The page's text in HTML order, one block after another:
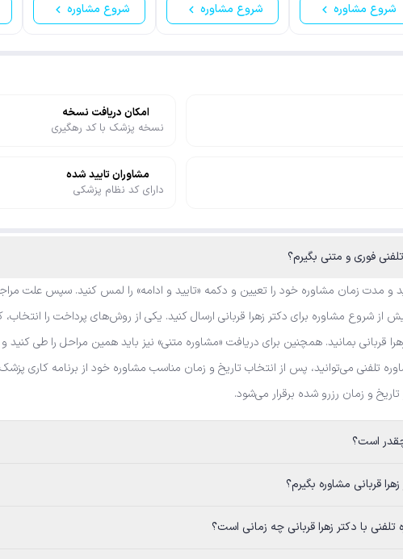
شروع مشاوره شروع مشاوره شروع مشاوره
امکان دریافت نسخه
نسخه پزشک با کد رهگیری
مشاوران تایید شده
دارای کد نظام پزشکی
و مدت زمان مشاوره خود را تعیین و دکمه «تایید و ادامه» را لمس کنید. سپس علت
شروع مشاوره برای دکتر زهرا قربانی ارسال کنید. یکی از روش‌های پرداخت را انتخاب،
قربانی بمانید. همچنین برای دریافت «مشاوره متنی» نیز باید همین مراحل را طی کنید
تلفنی می‌توانید، پس از انتخاب تاریخ و زمان مناسب مشاوره خود از برنامه کاری
تاریخ و زمان رزرو شده برقرار می‌شود.
بگیرم؟
زهرا قربانی چه زمانی است؟